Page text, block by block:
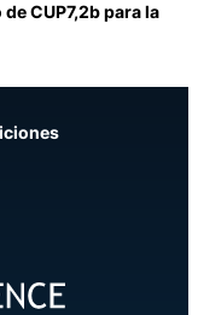
CUP7,2b para la